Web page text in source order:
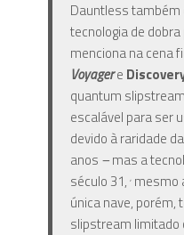
Dauntless
tecnologia de
menciona na cena
Voyagere
quantum
escalável para ser
devido à raridade
anos –mas a
século 31, ,mesmo
única nave, porém,
slipstream limitado